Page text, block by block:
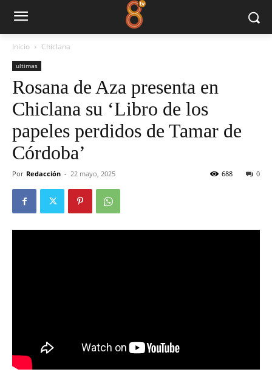
Inicio Chiclana
ultimas
Rosana de Aza presenta en
Chiclana su ‘Libro de los
papeles perdidos de Tamar de
Córdoba’
Por Redacción - 22 mayo, 2025 0
688